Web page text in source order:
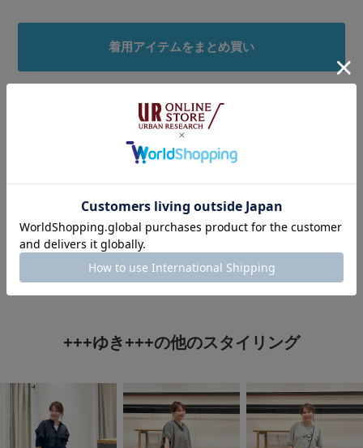
着用アイテムをまとめ買い
タグ
#150cm台コーデ #40代ファッション #st2605
+++ゆき+++の他のスタイリング